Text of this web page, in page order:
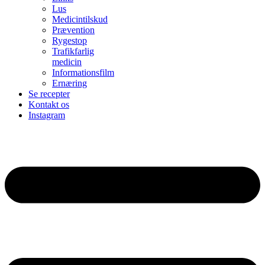
Lus
Medicintilskud
Prævention
Rygestop
Trafikfarlig
medicin
Informationsfilm
Ernæring
Se recepter
Kontakt os
Instagram